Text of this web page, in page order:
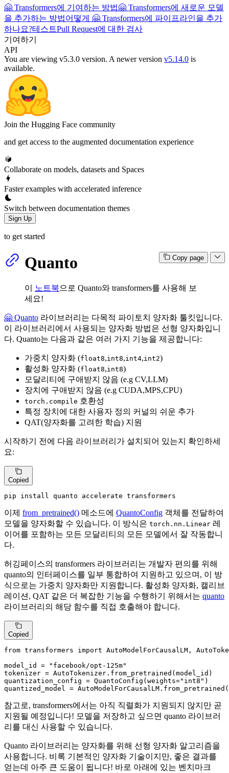
🤗 Transformers에 기여하는 방법🤗 Transformers에 새로운 모델
을 추가하는 방법어떻게 🤗 Transformers에 파이프라인을 추가
하나요?테스트Pull Request에 대한 검사
기여하기
API
You are viewing v5.3.0 version. A newer version v5.14.0 is
available.
Join the Hugging Face community
and get access to the augmented documentation experience
Collaborate on models, datasets and Spaces
Faster examples with accelerated inference
Switch between documentation themes
Sign Up
to get started
Copy page
Quanto
이 노트북으로 Quanto와 transformers를 사용해 보
세요!
🤗 Quanto 라이브러리는 다목적 파이토치 양자화 툴킷입니다.
이 라이브러리에서 사용되는 양자화 방법은 선형 양자화입니
다. Quanto는 다음과 같은 여러 가지 기능을 제공합니다:
가중치 양자화 (float8,int8,int4,int2)
활성화 양자화 (float8,int8)
모달리티에 구애받지 않음 (e.g CV,LLM)
장치에 구애받지 않음 (e.g CUDA,MPS,CPU)
torch.compile 호환성
특정 장치에 대한 사용자 정의 커널의 쉬운 추가
QAT(양자화를 고려한 학습) 지원
시작하기 전에 다음 라이브러리가 설치되어 있는지 확인하세
요:
Copied
pip install quanto accelerate transformers
이제 from_pretrained() 메소드에 QuantoConfig 객체를 전달하여
모델을 양자화할 수 있습니다. 이 방식은 torch.nn.Linear 레
이어를 포함하는 모든 모달리티의 모든 모델에서 잘 작동합니
다.
허깅페이스의 transformers 라이브러리는 개발자 편의를 위해
quanto의 인터페이스를 일부 통합하여 지원하고 있으며, 이 방
식으로는 가중치 양자화만 지원합니다. 활성화 양자화, 캘리브
레이션, QAT 같은 더 복잡한 기능을 수행하기 위해서는 quanto
라이브러리의 해당 함수를 직접 호출해야 합니다.
Copied
from transformers import AutoModelForCausalLM,
model_id =
"facebook/opt-125m"
tokenizer = AutoTokenizer.from_pretrained(model_id)
quantization_config = QuantoConfig(weights="int8" )
quantized_model =
참고로, transformers에서는 아직 직렬화가 지원되지 않지만 곧
지원될 예정입니다! 모델을 저장하고 싶으면 quanto 라이브러
리를 대신 사용할 수 있습니다.
Quanto 라이브러리는 양자화를 위해 선형 양자화 알고리즘을
사용합니다. 비록 기본적인 양자화 기술이지만, 좋은 결과를
얻는데 아주 큰 도움이 됩니다! 바로 아래에 있는 벤치마크